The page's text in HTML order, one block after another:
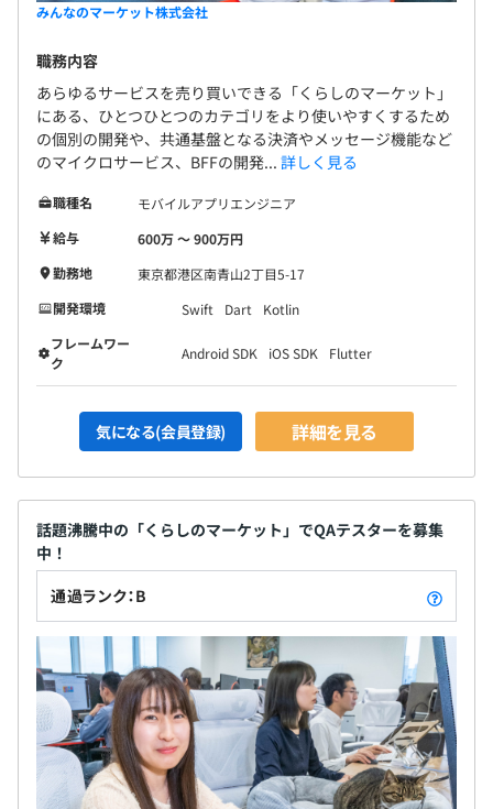
みんなのマーケット株式会社
職務内容
あらゆるサービスを売り買いできる「くらしのマーケット」
にある、ひとつひとつのカテゴリをより使いやすくするため
の個別の開発や、共通基盤となる決済やメッセージ機能など
のマイクロサービス、BFFの開発... 詳しく見る
職種名
モバイルアプリエンジニア
給与
600万 〜 900万円
勤務地
東京都港区南青山2丁目5-17
開発環境
Swift Dart
Kotlin
フレームワー
ク
Android SDK iOS SDK Flutter
気になる(会員登録) 詳細を見る
話題沸騰中の「くらしのマーケット」でQAテスターを募集
中！
通過ランク：B